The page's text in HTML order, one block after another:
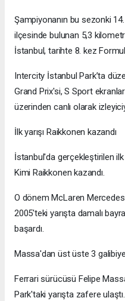
Şampiyonanın bu sezonki
ilçesinde bulunan 5,3
İstanbul, tarihte 8. kez
Intercity İstanbul Park’ta
Grand Prix'si, S Sport
üzerinden canlı olarak
İlk yarışı Raikkonen kazandı
İstanbul'da gerçekleştirilen ilk
Kimi Raikkonen kazandı.
O dönem McLaren Mercedes
2005'teki yarışta damalı
başardı.
Massa'dan üst üste 3
Ferrari sürücüsü Felipe
Park'taki yarışta zafere ulaştı.